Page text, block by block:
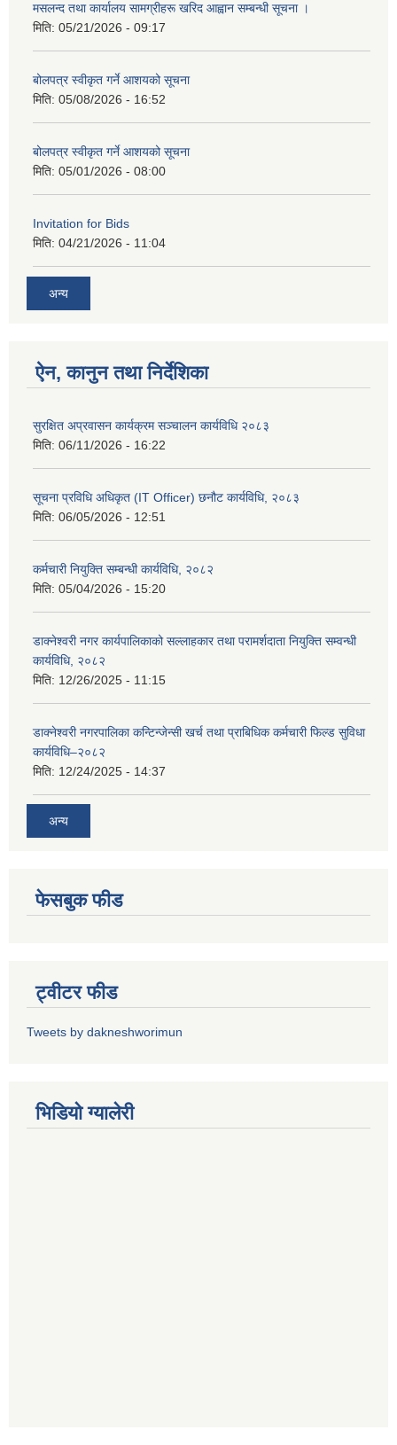
मसलन्द तथा कार्यालय सामग्रीहरू खरिद आह्वान सम्बन्धी सूचना ।
मिति: 05/21/2026 - 09:17
बोलपत्र स्वीकृत गर्ने आशयको सूचना
मिति: 05/08/2026 - 16:52
बोलपत्र स्वीकृत गर्ने आशयको सूचना
मिति: 05/01/2026 - 08:00
Invitation for Bids
मिति: 04/21/2026 - 11:04
अन्य
ऐन, कानुन तथा निर्देशिका
सुरक्षित अप्रवासन कार्यक्रम सञ्चालन कार्यविधि २०८३
मिति: 06/11/2026 - 16:22
सूचना प्रविधि अधिकृत (IT Officer) छनौट कार्यविधि, २०८३
मिति: 06/05/2026 - 12:51
कर्मचारी नियुक्ति सम्बन्धी कार्यविधि, २०८२
मिति: 05/04/2026 - 15:20
डाक्नेश्वरी नगर कार्यपालिकाको सल्लाहकार तथा परामर्शदाता नियुक्ति सम्वन्धी
कार्यविधि, २०८२
मिति: 12/26/2025 - 11:15
डाक्नेश्वरी नगरपालिका कन्टिन्जेन्सी खर्च तथा प्राबिधिक कर्मचारी फिल्ड सुविधा
कार्यविधि–२०८२
मिति: 12/24/2025 - 14:37
अन्य
फेसबुक फीड
ट्वीटर फीड
Tweets by dakneshworimun
भिडियाे ग्यालेरी